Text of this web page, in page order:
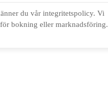
du vår integritetspolicy. Vi
bokning eller marknadsföring.